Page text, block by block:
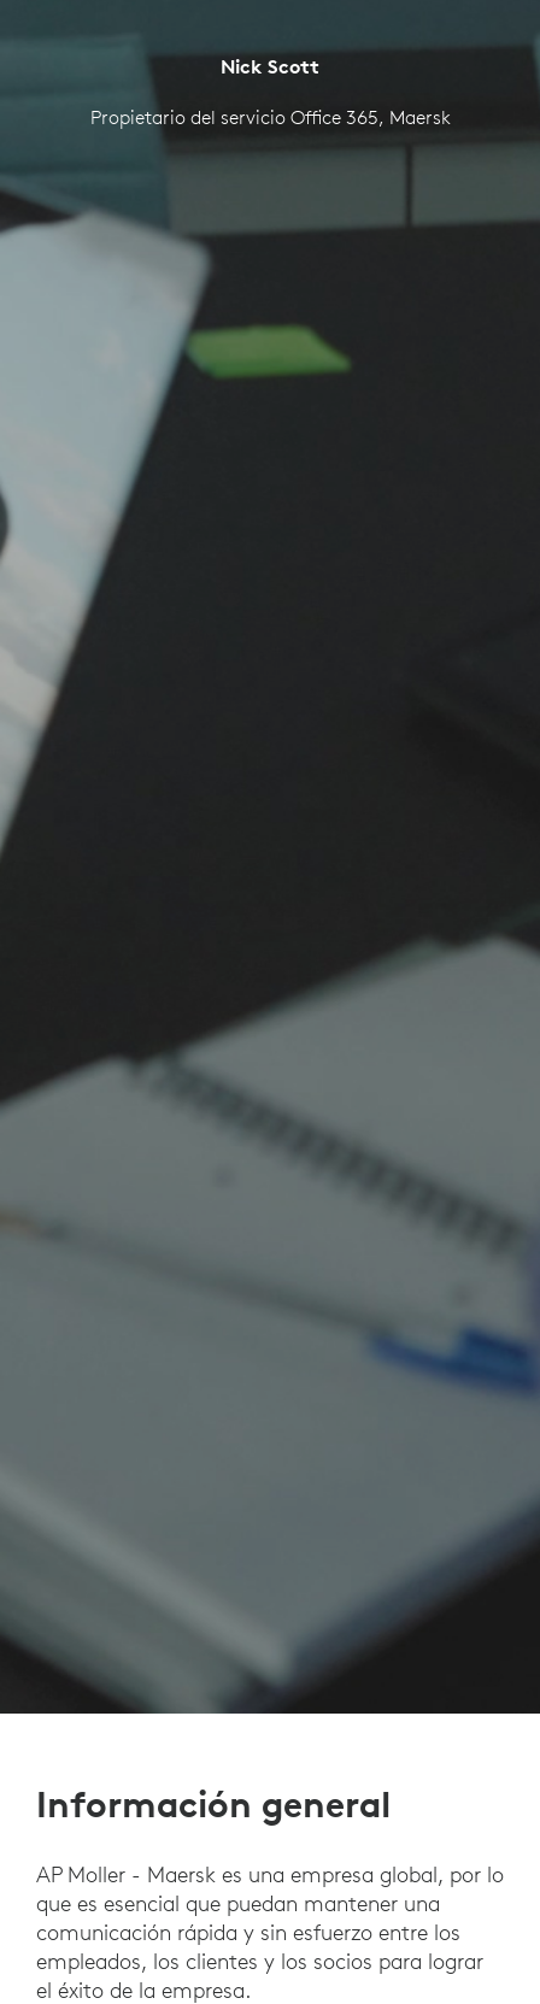
Nick Scott
Propietario del servicio Office 365, Maersk
Información general
AP Moller - Maersk es una empresa global, por lo
que es esencial que puedan mantener una
comunicación rápida y sin esfuerzo entre los
empleados, los clientes y los socios para lograr
el éxito de la empresa.